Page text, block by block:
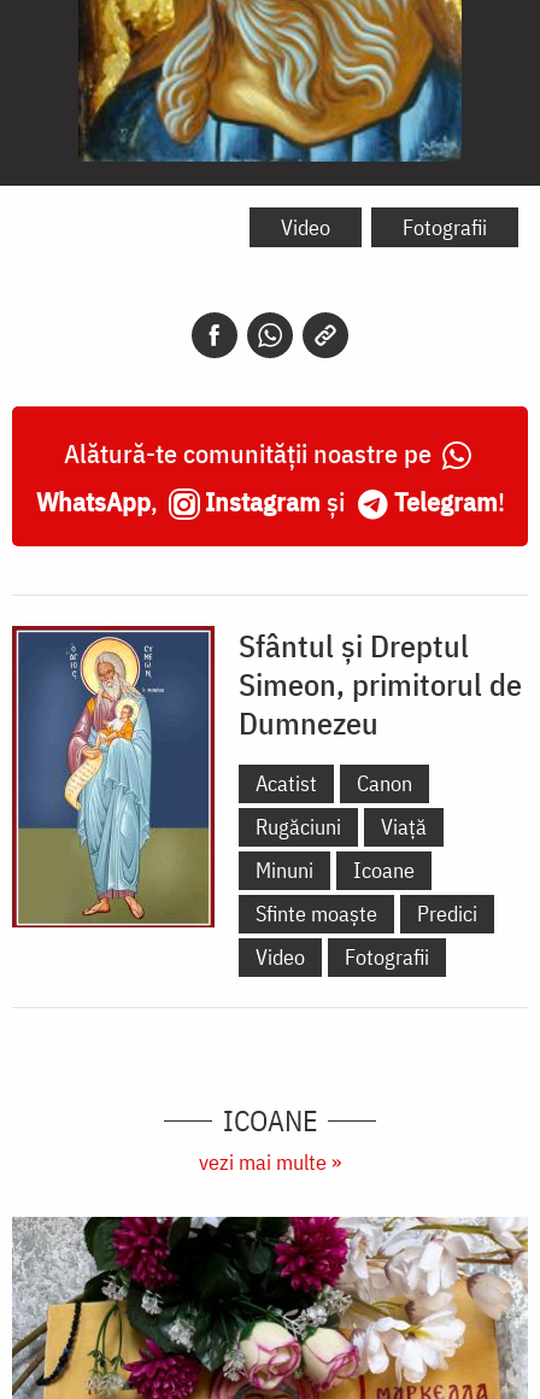
Sfântul
Video Fotografii
Alătură-te comunității noastre pe
WhatsApp, Instagram și Telegram!
Sfântul și Dreptul
Simeon, primitorul de
Dumnezeu
Acatist
Canon
Rugăciuni
Viață
Minuni
Icoane
Sfinte moaște
Predici
Video
Fotografii
ICOANE
vezi mai multe »